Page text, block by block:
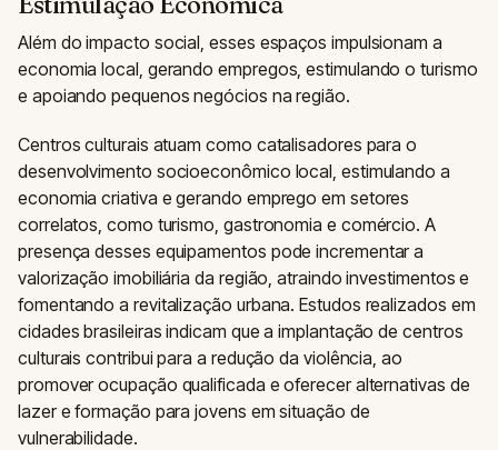
Além do impacto social, esses espaços impulsionam a
economia local, gerando empregos, estimulando o turismo
e apoiando pequenos negócios na região.
Centros culturais atuam como catalisadores para o
desenvolvimento socioeconômico local, estimulando a
economia criativa e gerando emprego em setores
correlatos, como turismo, gastronomia e comércio. A
presença desses equipamentos pode incrementar a
valorização imobiliária da região, atraindo investimentos e
fomentando a revitalização urbana. Estudos realizados em
cidades brasileiras indicam que a implantação de centros
culturais contribui para a redução da violência, ao
promover ocupação qualificada e oferecer alternativas de
lazer e formação para jovens em situação de
vulnerabilidade.